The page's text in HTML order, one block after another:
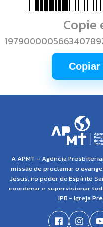
Copie
Copiar
A APMT – Agência
missão de proclamar o
Jesus, no poder do Espírito
coordenar e supervisionar
IPB - Igreja